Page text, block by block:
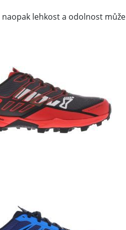
lehkost a odolnost může